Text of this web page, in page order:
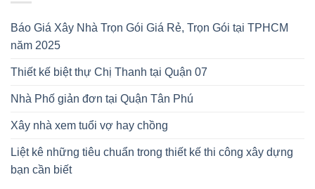
Báo Giá Xây Nhà Trọn Gói Giá Rẻ, Trọn Gói tại TPHCM
năm 2025
Thiết kế biệt thự Chị Thanh tại Quận 07
Nhà Phố giản đơn tại Quận Tân Phú
Xây nhà xem tuổi vợ hay chồng
Liệt kê những tiêu chuẩn trong thiết kế thi công xây dựng
bạn cần biết